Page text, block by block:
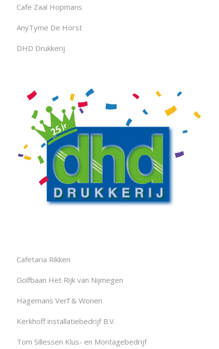
Cafe Zaal Hopmans
AnyTyme De Horst
DHD Drukkerij
Cafetaria Rikken
Golfbaan Het Rijk van Nijmegen
Hagemans Verf & Wonen
Kerkhoff installatiebedrijf B.V.
Tom Sillessen Klus- en Montagebedrijf